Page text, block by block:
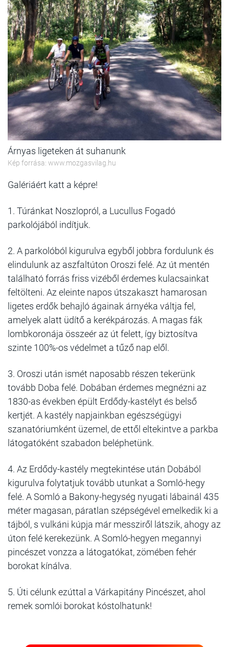
Árnyas ligeteken át suhanunk
Kép forrása: www.mozgasvilag.hu
Galériáért katt a képre!
1. Túránkat Noszlopról, a Lucullus Fogadó
parkolójából indítjuk.
2. A parkolóból kigurulva egyből jobbra fordulunk és
elindulunk az aszfaltúton Oroszi felé. Az út mentén
található forrás friss vizéből érdemes kulacsainkat
feltölteni. Az eleinte napos útszakaszt hamarosan
ligetes erdők behajló ágainak árnyéka váltja fel,
amelyek alatt üdítő a kerékpározás. A magas fák
lombkoronája összeér az út felett, így biztosítva
szinte 100%-os védelmet a tűző nap elől.
3. Oroszi után ismét naposabb részen tekerünk
tovább Doba felé. Dobában érdemes megnézni az
1830-as években épült Erdődy-kastélyt és belső
kertjét. A kastély napjainkban egészségügyi
szanatóriumként üzemel, de ettől eltekintve a parkba
látogatóként szabadon beléphetünk.
4. Az Erdődy-kastély megtekintése után Dobából
kigurulva folytatjuk tovább utunkat a Somló-hegy
felé. A Somló a Bakony-hegység nyugati lábainál 435
méter magasan, páratlan szépségével emelkedik ki a
tájból, s vulkáni kúpja már messziről látszik, ahogy az
úton felé kerekezünk. A Somló-hegyen megannyi
pincészet vonzza a látogatókat, zömében fehér
borokat kínálva.
5. Úti célunk ezúttal a Várkapitány Pincészet, ahol
remek somlói borokat kóstolhatunk!